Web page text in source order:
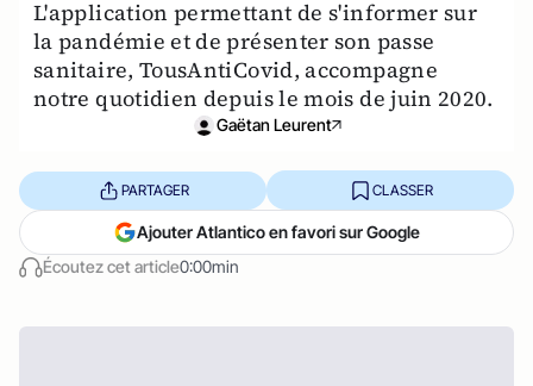
L'application permettant de s'informer sur
la pandémie et de présenter son passe
sanitaire, TousAntiCovid, accompagne
notre quotidien depuis le mois de juin 2020.
Gaëtan Leurent
Écoutez cet article0:00min
PARTAGER CLASSER
Ajouter Atlantico en favori sur Google